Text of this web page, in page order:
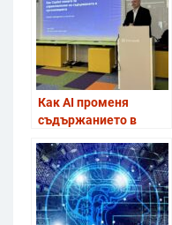
AI решения
Как AI променя
съдържанието в
да го използваме
сигурно